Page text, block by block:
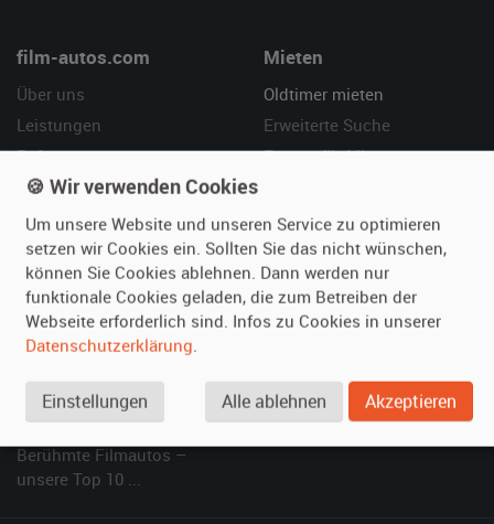
film-autos.com
Über uns
Leistungen
Referenzen
Kundenmeinungen
Mieten
Oldtimer mieten
Erweiterte Suche
Fragen für Mieter
Vermieten
Oldtimer anmelden
Fotos senden
Fragen für Vermieter
Hilfe
Häufige Fragen (FAQ)
So funktioniert's
Berühmte Filmautos –
unsere Top 10 ...
🍪 Wir verwenden Cookies
Um unsere Website und unseren Service zu optimieren
setzen wir Cookies ein. Sollten Sie das nicht wünschen,
können Sie Cookies ablehnen. Dann werden nur
funktionale Cookies geladen, die zum Betreiben der
Webseite erforderlich sind. Infos zu Cookies in unserer
Datenschutzerklärung.
Einstellungen Alle ablehnen Akzeptieren